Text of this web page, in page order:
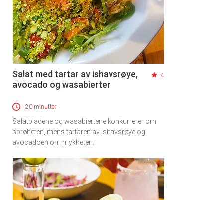
Salat med tartar av ishavsrøye,
avocado og wasabierter
4
20 minutter
Salatbladene og wasabiertene konkurrerer om
sprøheten, mens tartaren av ishavsrøye og
avocadoen om mykheten.